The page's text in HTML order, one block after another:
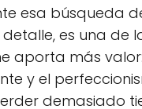
esa búsqueda
es una de
aporta más
y el
demasiado